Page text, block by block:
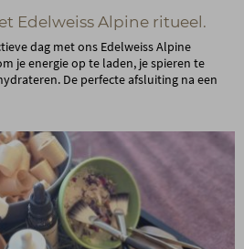
Edelweiss Alpine ritueel.
dag met ons Edelweiss Alpine
je energie op te laden, je spieren te
De perfecte afsluiting na een